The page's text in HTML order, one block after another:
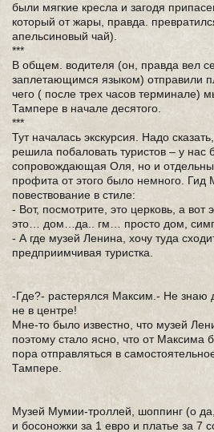
были мягкие кресла и загодя
который от жары, правда.
апельсиновый чай).
***
В общем. водителя (он, правда вел
заплетающимся языком) отправили
чего ( после трех часов терминале)
Тампере в начале десятого.
***
Тут началась экскурсия. Надо
решила побаловать туристов – у нас
сопровождающая Оля, но и
профита от этого было немного. Гид
повествование в стиле:
- Вот, посмотрите, это церковь, а вот
это… дом…да.. гм… просто дом,
- А где музей Ленина, хочу туда
предприимчивая туристка.
-Где?- растерялся Максим.- Не
не в центре!
Мне-то было известно, что музей
поэтому стало ясно, что от Максима
пора отправляться в
Тампере.
Музей Мумии-троллей, шоппинг (о
и босоножки за 1 евро и платье за 7